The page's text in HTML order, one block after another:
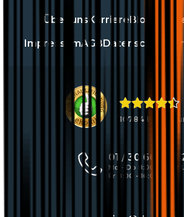
Über uns Karriere Blog
ImpressumAGB Datenschutz
10784
01 / 30 60 900
Mo - Do 8:00 - 17:00
Fr 8:00 - 16:00 Uhr